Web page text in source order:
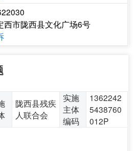
西市陇西县文化广场6号
陇西县残疾
人联合会
实施
主体
编码
1362242
5438760
012P